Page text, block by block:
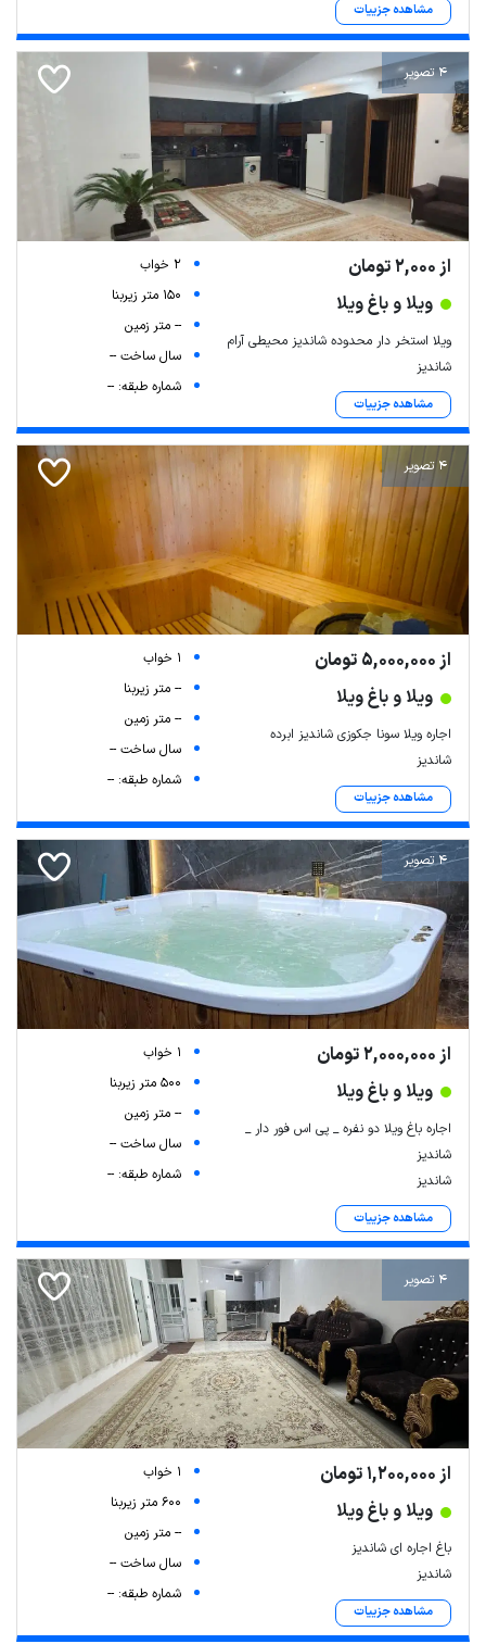
مشاهده جزییات
4 تصویر
از 2,000 تومان
ویلا و باغ ویلا
ویلا استخر دار محدوده شاندیز محیطی آرام
شاندیز
مشاهده جزییات
2 خواب
150 متر زیربنا
-- متر زمین
سال ساخت --
شماره طبقه: --
4 تصویر
از 5,000,000 تومان
ویلا و باغ ویلا
اجاره ویلا سونا جکوزی شاندیز ابرده
شاندیز
مشاهده جزییات
1 خواب
-- متر زیربنا
-- متر زمین
سال ساخت --
شماره طبقه: --
4 تصویر
از 2,000,000 تومان
ویلا و باغ ویلا
اجاره باغ ویلا دو نفره _ پی اس فور دار _
شاندیز
شاندیز
مشاهده جزییات
1 خواب
500 متر زیربنا
-- متر زمین
سال ساخت --
شماره طبقه: --
4 تصویر
از 1,200,000 تومان
ویلا و باغ ویلا
باغ اجاره ای شاندیز
شاندیز
مشاهده جزییات
1 خواب
600 متر زیربنا
-- متر زمین
سال ساخت --
شماره طبقه: --